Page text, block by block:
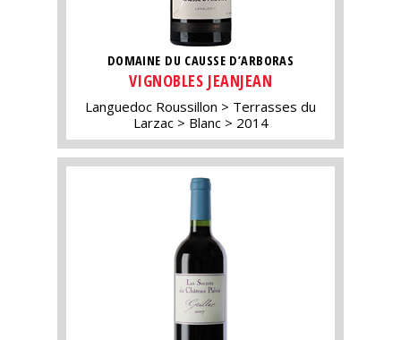
DOMAINE DU CAUSSE D’ARBORAS
VIGNOBLES JEANJEAN
Languedoc Roussillon
Terrasses du
Larzac
Blanc 2014